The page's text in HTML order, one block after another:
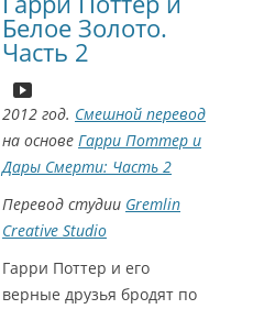
Белое Золото.
Часть 2
2012 год. Смешной перевод
на основе Гарри Поттер и
Дары Смерти: Часть 2
Перевод студии Gremlin
Creative Studio
Гарри Поттер и его
верные друзья бродят по